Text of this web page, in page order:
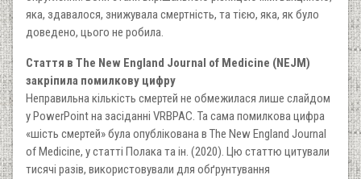
яка, здавалося, знижувала смертність, та тією, яка, як було
доведено, цього не робила.
Стаття в The New England Journal of Medicine (NEJM)
закріпила помилкову цифру
Неправильна кількість смертей не обмежилася лише слайдом
у PowerPoint на засіданні VRBPAC. Та сама помилкова цифра
«шість смертей» була опублікована в The New England Journal
of Medicine, у статті Полака та ін. (2020). Цю статтю цитували
тисячі разів, використовували для обґрунтування